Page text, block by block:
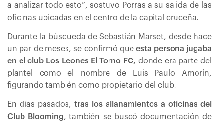
a analizar todo esto”, sostuvo Porras a su salida de las
oficinas ubicadas en el centro de la capital cruceña.
Durante la búsqueda de Sebastián Marset, desde hace
un par de meses, se confirmó queesta persona jugaba
en el club Los Leones El Torno FC, donde era parte del
plantel como el nombre de Luis Paulo Amorín,
figurando también como propietario del club.
En días pasados,tras los allanamientos a oficinas del
Club Blooming, también se buscó documentación de